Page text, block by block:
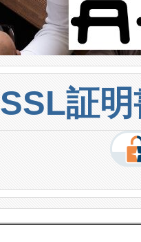
SSL証